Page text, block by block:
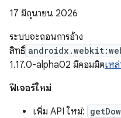
17 มิถุนายน 2026
ระบบจะถอนการอ้าง
สิทธิ์
1.17.0-alpha02 มีคอมมิตเห
ฟีเจอร์ใหม่
เพิ่ม API ใหม่: